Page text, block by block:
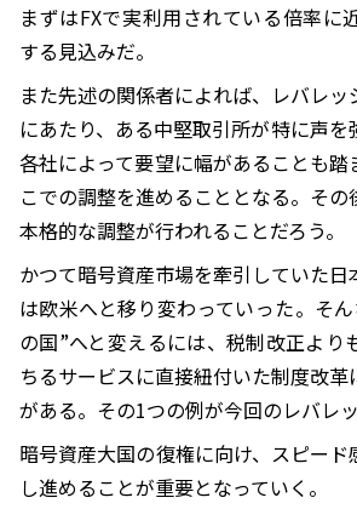
まずはFXで実利用されている倍率に
する見込みだ。
また先述の関係者によれば、レバレ
にあたり、ある中堅取引所が特に声を
各社によって要望に幅があることも踏
こでの調整を進めることとなる。そ
本格的な調整が行われることだろう。
かつて暗号資産市場を牽引していた
は欧米へと移り変わっていった。そ
の国”へと変えるには、税制改正より
ちるサービスに直接紐付いた制度改
がある。その1つの例が今回のレバレッ
暗号資産大国の復権に向け、スピー
し進めることが重要となっていく。